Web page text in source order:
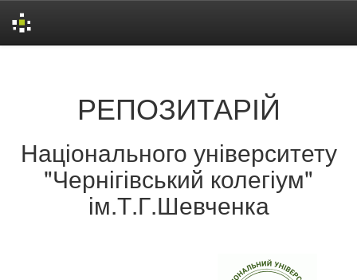
РЕПОЗИТАРІЙ
Національного університету
"Чернігівський колегіум"
ім.Т.Г.Шевченка